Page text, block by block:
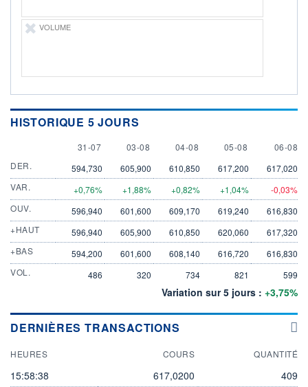
VOLUME
HISTORIQUE 5 JOURS
31 JULY
31-07 3 AUGUST
03-08 4 AUGUST
04-08 5 AUGUST
05-08 6
06-08
DER.
594,730 605,900 610,850 617,200
617,020
VAR.
+0,76% +1,88% +0,82% +1,04%
-0,03%
OUV.
596,940 601,600 609,170 619,240
616,830
+HAUT
596,940 605,900 610,850 620,060
617,320
+BAS
594,200 601,600 608,140 616,720
616,830
VOL.
486 320 734 821 599
Variation sur 5 jours : +3,75%
DERNIÈRES TRANSACTIONS
HEURES COURS QUANTITÉ
15:58:38 617,0200
409